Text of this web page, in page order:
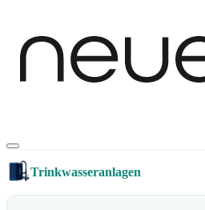
Trinkwasseranlagen